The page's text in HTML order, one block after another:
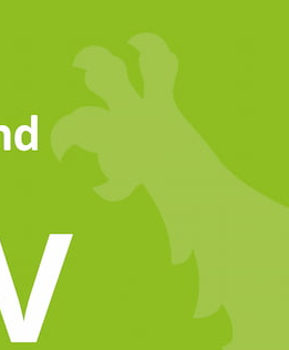
der Deutschen
des Hessischen
die am 7. Juli 2021 in Kassel
ist, wird
des
der nach sechs Jahren nicht